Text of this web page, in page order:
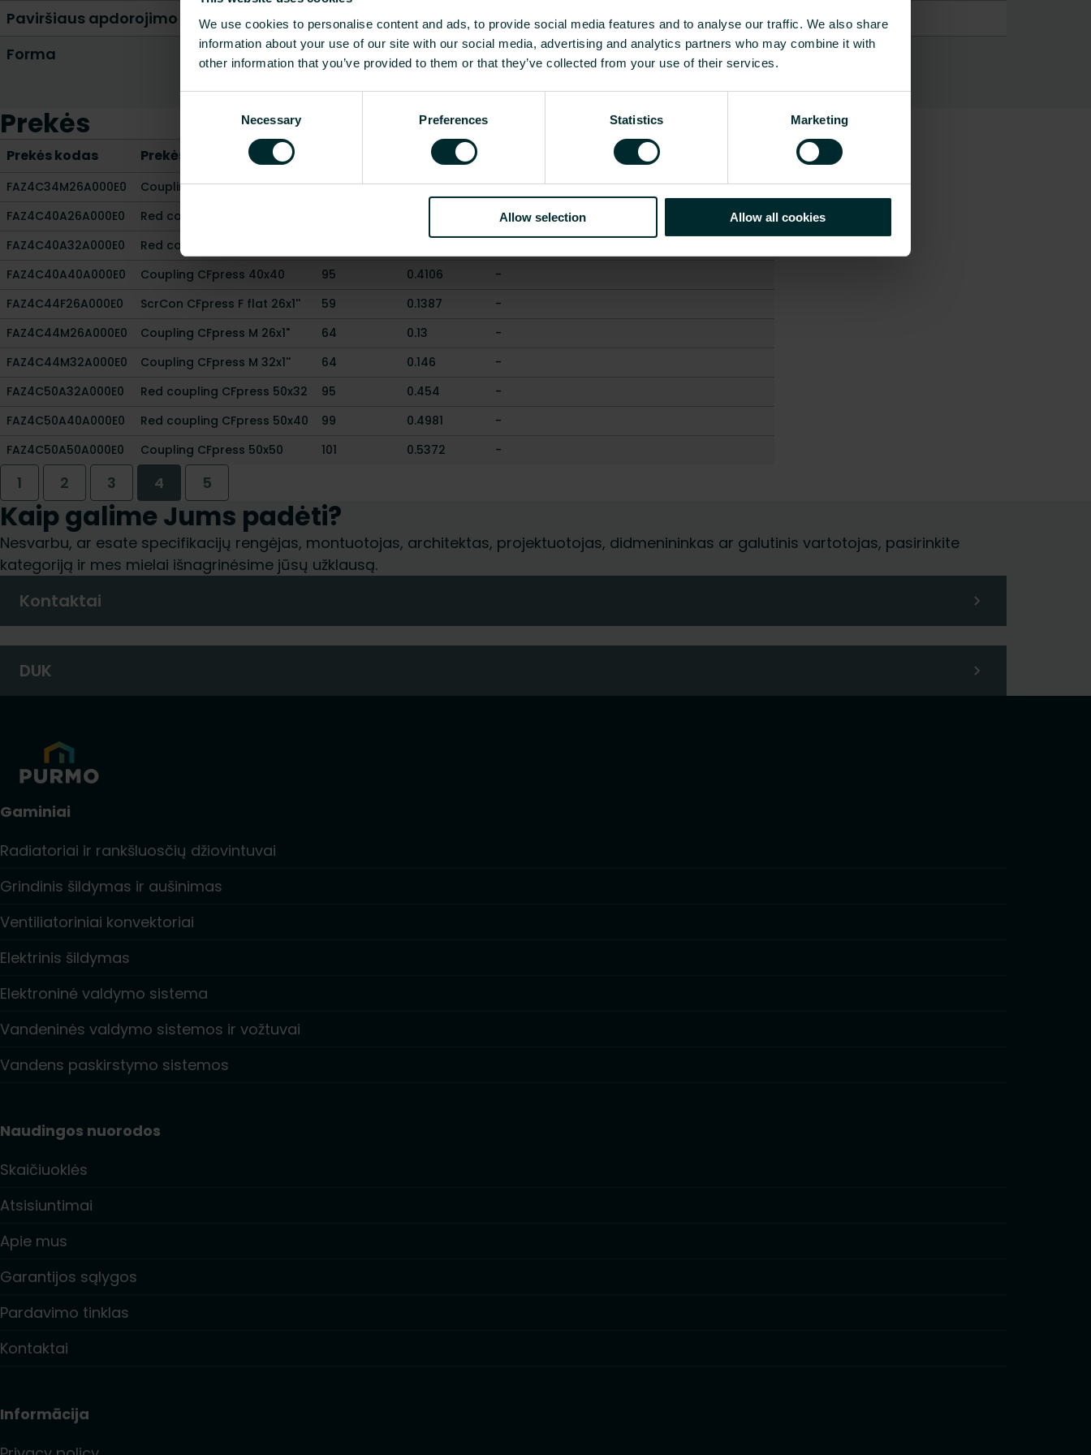
We use cookies to personalise content and ads, to provide social media features and to analyse our traffic. We also share
information about your use of our site with our social media, advertising and analytics partners who may combine it with
other information that you’ve provided to them or that they’ve collected from your use of their services.
Necessary Preferences Statistics Marketing
Allow selection Allow all cookies
Paviršiaus apdorojimo jungtis 2
Marinuotas
Forma
Tiesiai
Rodyti viską
Prekės
Prekės kodas Prekės aprašymas Svoris [kg] CO2/Kg ekvivalentas per kg medžiagos
FAZ4C34M26A000E0 Coupling CFpress M 26x3/4" 59 0.1093
-
FAZ4C40A26A000E0
Red coupling CFpress 40x26
-
FAZ4C40A32A000E0
Red coupling CFpress 40x32
FAZ4C40A40A000E0
Coupling CFpress 40x40 95 0.4106
-
FAZ4C44F26A000E0
ScrCon CFpress F flat 26x1'' 59 0.1387
-
FAZ4C44M26A000E0
Coupling CFpress M 26x1" 64 0.13
-
FAZ4C44M32A000E0
Coupling CFpress M 32x1'' 64 0.146
-
FAZ4C50A32A000E0
Red coupling CFpress 50x32 95 0.454
-
FAZ4C50A40A000E0
Red coupling CFpress 50x40 99 0.4981
-
FAZ4C50A50A000E0
Coupling CFpress 50x50 101 0.5372 -
1 2 3 4 5
Kaip galime Jums padėti?
Nesvarbu, ar esate specifikacijų rengėjas, montuotojas, architektas, projektuotojas, didmenininkas ar galutinis vartotojas, pasirinkite
kategoriją ir mes mielai išnagrinėsime jūsų užklausą.
Kontaktai
DUK
Gaminiai
Radiatoriai ir rankšluosčių džiovintuvai
Grindinis šildymas ir aušinimas
Ventiliatoriniai konvektoriai
Elektrinis šildymas
Elektroninė valdymo sistema
Vandeninės valdymo sistemos ir vožtuvai
Vandens paskirstymo sistemos
Naudingos nuorodos
Skaičiuoklės
Atsisiuntimai
Apie mus
Garantijos sąlygos
Pardavimo tinklas
Kontaktai
Informācija